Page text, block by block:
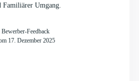
Familiärer Umgang.
Bewerber-Feedback
17. Dezember 2025